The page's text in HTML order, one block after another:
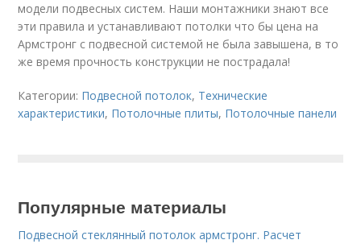
модели подвесных систем. Наши монтажники знают все
эти правила и устанавливают потолки что бы цена на
Армстронг с подвесной системой не была завышена, в то
же время прочность конструкции не пострадала!
Категории: Подвесной потолок, Технические
характеристики, Потолочные плиты, Потолочные панели
Популярные материалы
Подвесной стеклянный потолок армстронг. Расчет